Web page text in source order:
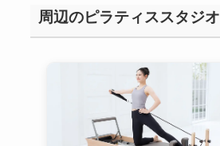
周辺のピラティススタジオ